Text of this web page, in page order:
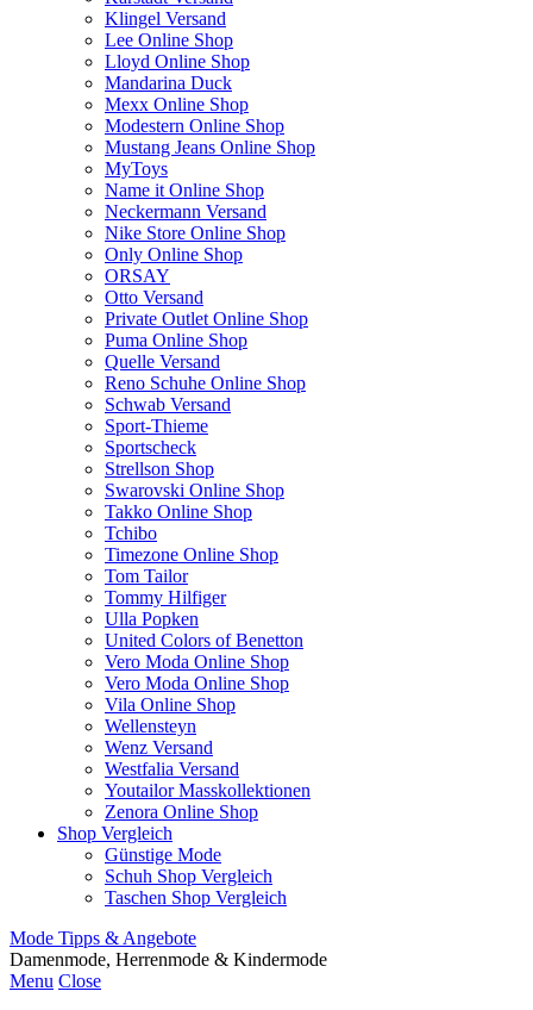
Klingel Versand
Lee Online Shop
Lloyd Online Shop
Mandarina Duck
Mexx Online Shop
Modestern Online Shop
Mustang Jeans Online Shop
MyToys
Name it Online Shop
Neckermann Versand
Nike Store Online Shop
Only Online Shop
ORSAY
Otto Versand
Private Outlet Online Shop
Puma Online Shop
Quelle Versand
Reno Schuhe Online Shop
Schwab Versand
Sport-Thieme
Sportscheck
Strellson Shop
Swarovski Online Shop
Takko Online Shop
Tchibo
Timezone Online Shop
Tom Tailor
Tommy Hilfiger
Ulla Popken
United Colors of Benetton
Vero Moda Online Shop
Vero Moda Online Shop
Vila Online Shop
Wellensteyn
Wenz Versand
Westfalia Versand
Youtailor Masskollektionen
Zenora Online Shop
Shop Vergleich
Günstige Mode
Schuh Shop Vergleich
Taschen Shop Vergleich
Mode Tipps & Angebote
Damenmode, Herrenmode & Kindermode
Menu Close